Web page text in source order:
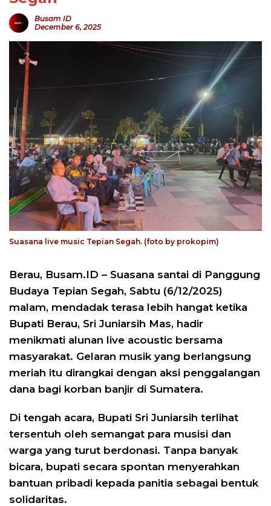
Busam ID
December 6, 2025
Suasana live music Tepian Segah. (foto by prokopim)
Berau, Busam.ID – Suasana santai di Panggung
Budaya Tepian Segah, Sabtu (6/12/2025)
malam, mendadak terasa lebih hangat ketika
Bupati Berau, Sri Juniarsih Mas, hadir
menikmati alunan live acoustic bersama
masyarakat. Gelaran musik yang berlangsung
meriah itu dirangkai dengan aksi penggalangan
dana bagi korban banjir di Sumatera.
Di tengah acara, Bupati Sri Juniarsih terlihat
tersentuh oleh semangat para musisi dan
warga yang turut berdonasi. Tanpa banyak
bicara, bupati secara spontan menyerahkan
bantuan pribadi kepada panitia sebagai bentuk
solidaritas.